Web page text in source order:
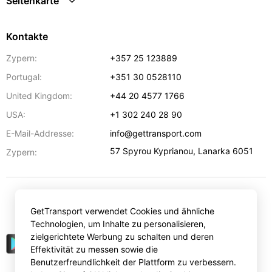
Kontakte
Zypern:
+357 25 123889
Portugal:
+351 30 0528110
United Kingdom:
+44 20 4577 1766
USA:
+1 302 240 28 90
E-Mail-Addresse:
info@gettransport.com
Zypern:
57 Spyrou Kyprianou, Lanarka 6051
EURGetTransport verwendet Cookies und ähnliche
Technologien, um Inhalte zu personalisieren,
zielgerichtete Werbung zu schalten und deren
Effektivität zu messen sowie die
Benutzerfreundlichkeit der Plattform zu verbessern.